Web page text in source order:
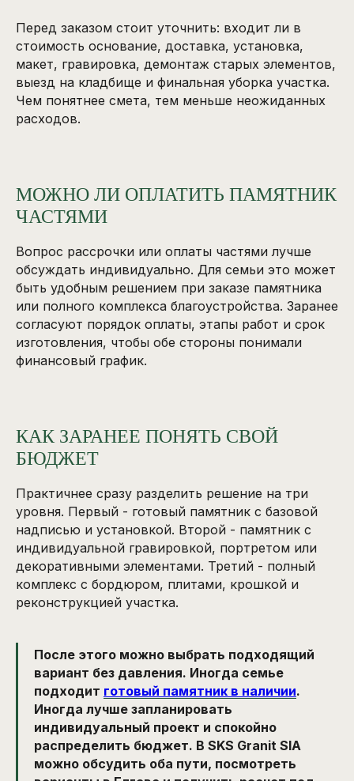
Перед заказом стоит уточнить: входит ли в
стоимость основание, доставка, установка,
макет, гравировка, демонтаж старых элементов,
выезд на кладбище и финальная уборка участка.
Чем понятнее смета, тем меньше неожиданных
расходов.
МОЖНО ЛИ ОПЛАТИТЬ ПАМЯТНИК
ЧАСТЯМИ
Вопрос рассрочки или оплаты частями лучше
обсуждать индивидуально. Для семьи это может
быть удобным решением при заказе памятника
или полного комплекса благоустройства. Заранее
согласуют порядок оплаты, этапы работ и срок
изготовления, чтобы обе стороны понимали
финансовый график.
КАК ЗАРАНЕЕ ПОНЯТЬ СВОЙ
БЮДЖЕТ
Практичнее сразу разделить решение на три
уровня. Первый - готовый памятник с базовой
надписью и установкой. Второй - памятник с
индивидуальной гравировкой, портретом или
декоративными элементами. Третий - полный
комплекс с бордюром, плитами, крошкой и
реконструкцией участка.
После этого можно выбрать подходящий
вариант без давления. Иногда семье
подходит готовый памятник в наличии.
Иногда лучше запланировать
индивидуальный проект и спокойно
распределить бюджет. В SKS Granit SIA
можно обсудить оба пути, посмотреть